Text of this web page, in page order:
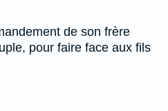
de son frère
pour faire face aux fils